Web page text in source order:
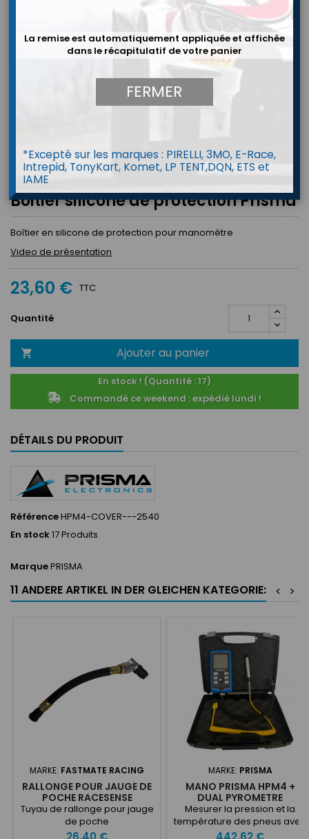
Boitier silicone de protection Prisma
Boîtier en silicone de protection pour manométre
Video de présentation
23,60 € TTC
Quantité
 Ajouter au panier
En stock ! (Quantité : 17)
Commandé ce weekend : expédié lundi !
DÉTAILS DU PRODUIT
RéférenceHPM4-COVER---2540
En stock17 Produits
MarquePRISMA
11 ANDERE ARTIKEL IN DER GLEICHEN KATEGORIE: >
<
MARKE: FASTMATE RACING
RALLONGE POUR JAUGE DE
POCHE RACESENSE
Tuyau de rallonge pour jauge
de poche
Preis
MARKE: PRISMA
MANO PRISMA HPM4 +
DUAL PYROMETRE
Mesurer la pression et la
température des pneus avec
le capteur STILET TIRE
Preis
La remise est automatiquement appliquée et affichée
dans le récapitulatif de votre panier
FERMER
*Excepté sur les marques : PIRELLI, 3MO, E-Race,
Intrepid, TonyKart, Komet, LP TENT,DQN, ETS et
IAME